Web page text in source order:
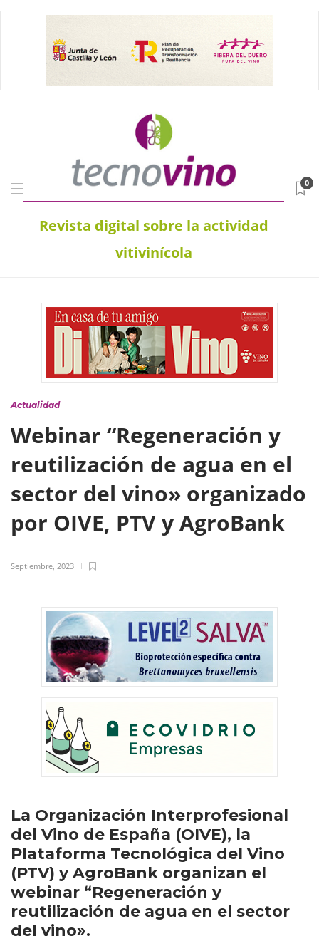
Revista digital sobre la actividad
vitivinícola
0
Actualidad
Webinar “Regeneración y
reutilización de agua en el
sector del vino» organizado
por OIVE, PTV y AgroBank
Septiembre, 2023
La Organización Interprofesional
del Vino de España (OIVE), la
Plataforma Tecnológica del Vino
(PTV) y AgroBank organizan el
webinar “Regeneración y
reutilización de agua en el sector
del vino».